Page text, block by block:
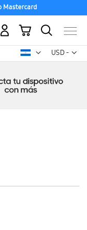
Mastercard
USD -
dólar
Mi carrito